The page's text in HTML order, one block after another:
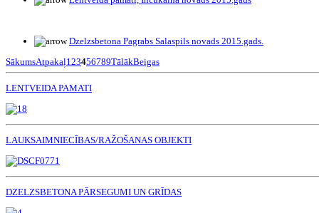
Dzelzsbetona Pagrabs Salaspils novads 2015.gads.
SākumsAtpakaļ1 23456789TālākBeigas
LENTVEIDA PAMATI
LAUKSAIMNIECĪBAS/RAŽOŠANAS OBJEKTI
DZELZSBETONA PĀRSEGUMI UN GRĪDAS